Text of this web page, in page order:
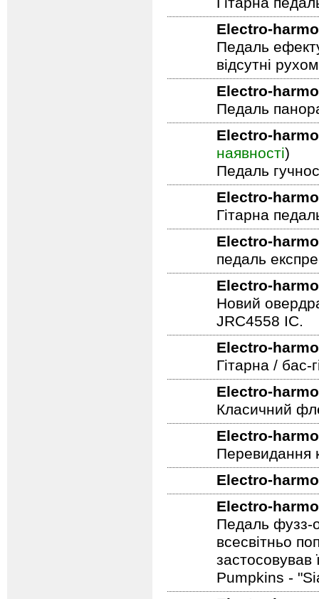
Гітарна
Electro-
Педаль
відсутні
Electro-
Педаль
Electro-
наявності )
Педаль
Electro-
Гітарна
Electro-
педаль
Electro-
Новий
JRC4558 IC.
Electro-
Гітарна /
Electro-
Класичний
Electro-
Перевидання
Electro-
Electro-
Педаль фузз-
всесвітньо
застосовував
Pumpkins -